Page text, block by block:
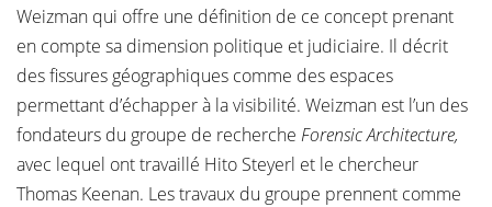
Weizman qui offre une définition de ce concept prenant
en compte sa dimension politique et judiciaire. Il décrit
des fissures géographiques comme des espaces
permettant d’échapper à la visibilité. Weizman est l’un des
fondateurs du groupe de recherche Forensic Architecture,
avec lequel ont travaillé Hito Steyerl et le chercheur
Thomas Keenan. Les travaux du groupe prennent comme